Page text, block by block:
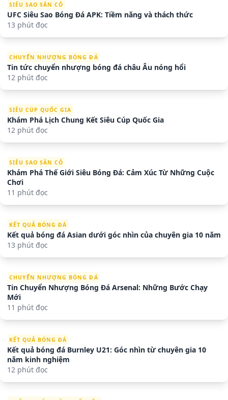
SIÊU SAO SÂN CỎ
UFC Siêu Sao Bóng Đá APK: Tiềm năng và thách thức
13 phút đọc
CHUYỂN NHƯỢNG BÓNG ĐÁ
Tin tức chuyển nhượng bóng đá châu Âu nóng hổi
12 phút đọc
SIÊU CÚP QUỐC GIA
Khám Phá Lịch Chung Kết Siêu Cúp Quốc Gia
12 phút đọc
SIÊU SAO SÂN CỎ
Khám Phá Thế Giới Siêu Bóng Đá: Cảm Xúc Từ Những Cuộc
Chơi
11 phút đọc
KẾT QUẢ BÓNG ĐÁ
Kết quả bóng đá Asian dưới góc nhìn của chuyên gia 10 năm
13 phút đọc
CHUYỂN NHƯỢNG BÓNG ĐÁ
Tin Chuyển Nhượng Bóng Đá Arsenal: Những Bước Chạy
Mới
11 phút đọc
KẾT QUẢ BÓNG ĐÁ
Kết quả bóng đá Burnley U21: Góc nhìn từ chuyên gia 10
năm kinh nghiệm
12 phút đọc